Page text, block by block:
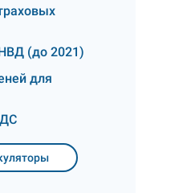
(до 2021)
для